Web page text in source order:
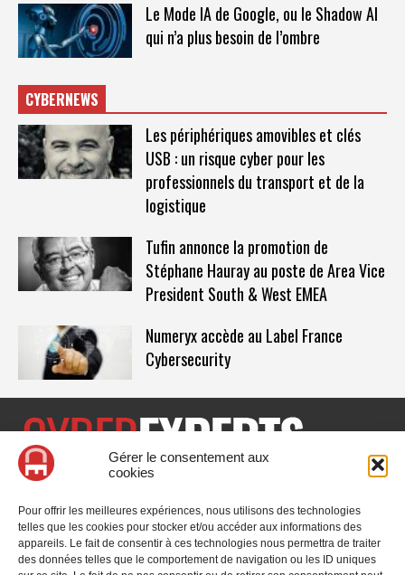
Gérer le consentement aux
cookies
Pour offrir les meilleures expériences, nous utilisons des technologies
telles que les cookies pour stocker et/ou accéder aux informations des
appareils. Le fait de consentir à ces technologies nous permettra de traiter
des données telles que le comportement de navigation ou les ID uniques
Le Mode IA de Google, ou le Shadow AI
qui n’a plus besoin de l’ombre
CYBERNEWS
Les périphériques amovibles et clés
USB : un risque cyber pour les
professionnels du transport et de la
logistique
Tufin annonce la promotion de
Stéphane Hauray au poste de Area Vice
President South & West EMEA
Numeryx accède au Label France
Cybersecurity
CyberExperts.tech est un média dédié à la sécurité informatique
l'actualité, des retours d'utilisateurs, des évènements, des livres
blancs et les nominations du secteur. Retrouvez toutes les
informations sur les innovations en cybersécurité.